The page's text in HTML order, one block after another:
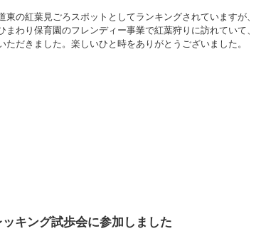
の紅葉見ごろスポットとしてランキングされていますが、
わり保育園のフレンディー事業で紅葉狩りに訪れていて、
だきました。楽しいひと時をありがとうございました。
キング試歩会に参加しました